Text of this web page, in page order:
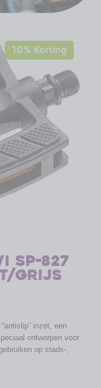
10% Korting
827
grijs
inzet, een
ontworpen voor
op stads-,